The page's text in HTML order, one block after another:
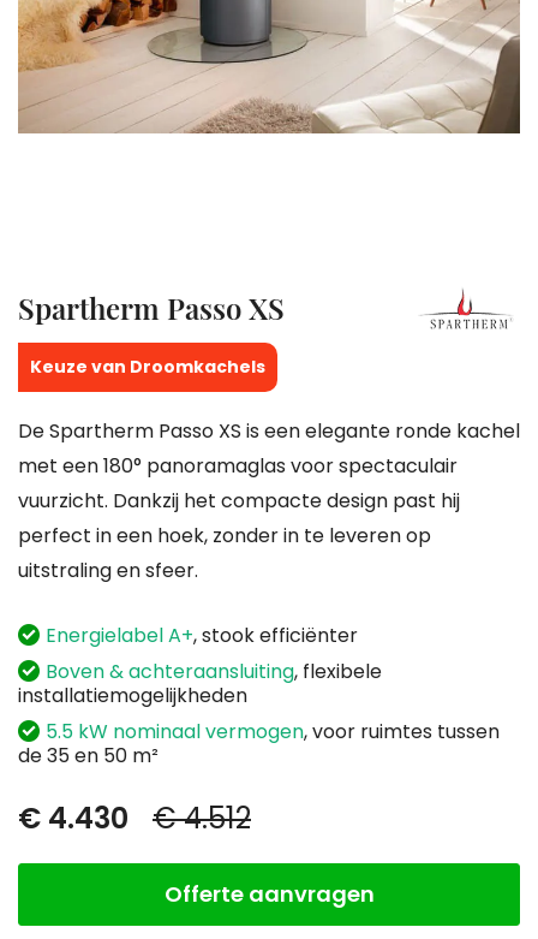
Ga
naar
het
begin
van
de
afbeeldingen-
gallerij
Spartherm Passo XS
Keuze van Droomkachels
De Spartherm Passo XS is een elegante ronde kachel
met een 180° panoramaglas voor spectaculair
vuurzicht. Dankzij het compacte design past hij
perfect in een hoek, zonder in te leveren op
uitstraling en sfeer.
Energielabel A+, stook efficiënter
Boven & achteraansluiting, flexibele
installatiemogelijkheden
5.5 kW nominaal vermogen, voor ruimtes tussen
de 35 en 50 m²
Special
€ 4.430
Regular
€ 4.512
Offerte aanvragen